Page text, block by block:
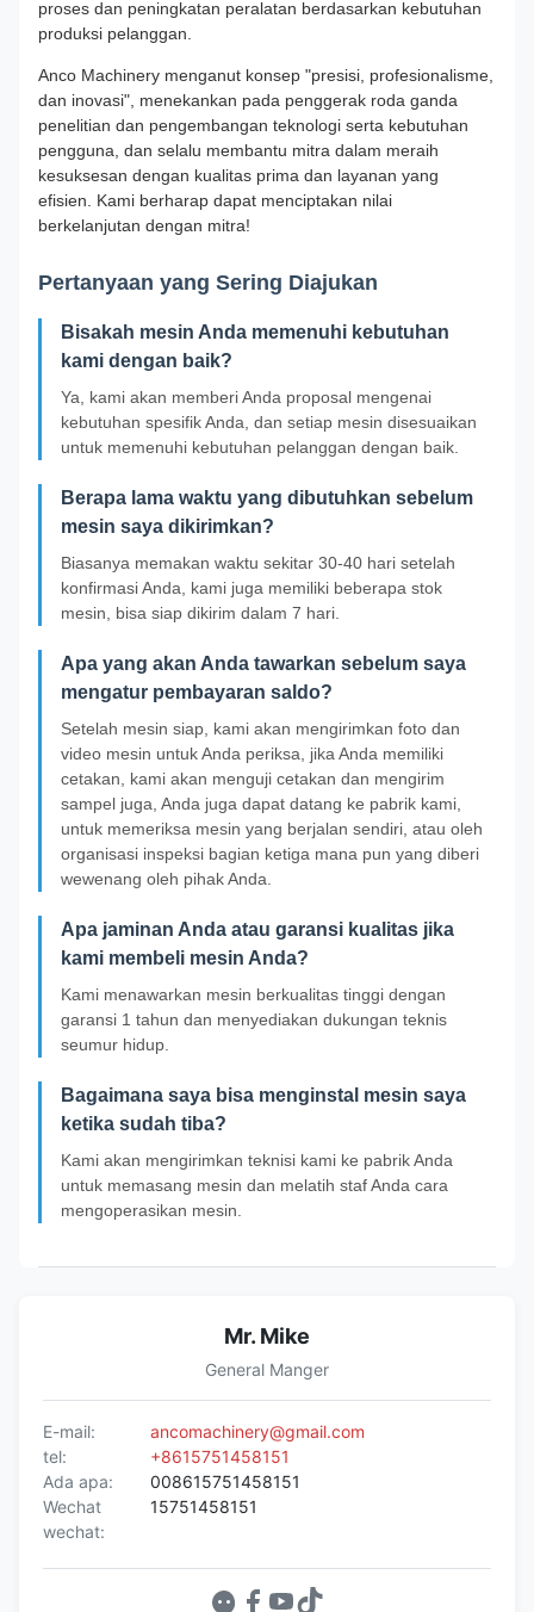
proses dan peningkatan peralatan berdasarkan kebutuhan
produksi pelanggan.
Anco Machinery menganut konsep "presisi, profesionalisme,
dan inovasi", menekankan pada penggerak roda ganda
penelitian dan pengembangan teknologi serta kebutuhan
pengguna, dan selalu membantu mitra dalam meraih
kesuksesan dengan kualitas prima dan layanan yang
efisien. Kami berharap dapat menciptakan nilai
berkelanjutan dengan mitra!
Pertanyaan yang Sering Diajukan
Bisakah mesin Anda memenuhi kebutuhan
kami dengan baik?
Ya, kami akan memberi Anda proposal mengenai
kebutuhan spesifik Anda, dan setiap mesin disesuaikan
untuk memenuhi kebutuhan pelanggan dengan baik.
Berapa lama waktu yang dibutuhkan sebelum
mesin saya dikirimkan?
Biasanya memakan waktu sekitar 30-40 hari setelah
konfirmasi Anda, kami juga memiliki beberapa stok
mesin, bisa siap dikirim dalam 7 hari.
Apa yang akan Anda tawarkan sebelum saya
mengatur pembayaran saldo?
Setelah mesin siap, kami akan mengirimkan foto dan
video mesin untuk Anda periksa, jika Anda memiliki
cetakan, kami akan menguji cetakan dan mengirim
sampel juga, Anda juga dapat datang ke pabrik kami,
untuk memeriksa mesin yang berjalan sendiri, atau oleh
organisasi inspeksi bagian ketiga mana pun yang diberi
wewenang oleh pihak Anda.
Apa jaminan Anda atau garansi kualitas jika
kami membeli mesin Anda?
Kami menawarkan mesin berkualitas tinggi dengan
garansi 1 tahun dan menyediakan dukungan teknis
seumur hidup.
Bagaimana saya bisa menginstal mesin saya
ketika sudah tiba?
Kami akan mengirimkan teknisi kami ke pabrik Anda
untuk memasang mesin dan melatih staf Anda cara
mengoperasikan mesin.
Mr. Mike
General Manger
E-mail:
ancomachinery@gmail.com
tel:
+8615751458151
Ada apa:
008615751458151
Wechat
wechat:
15751458151